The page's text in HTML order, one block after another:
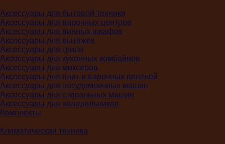
Аксессуары для бытовой техники
Аксессуары для варочных центров
Аксессуары для винных шкафов
Аксессуары для вытяжек
Аксессуары для гриля
Аксессуары для кухонных комбайнов
Аксессуары для миксеров
Аксессуары для плит и варочных панелей
Аксессуары для посудомоечных машин
Аксессуары для стиральных машин
Аксессуары для холодильников
Комплекты
Климатическая техника